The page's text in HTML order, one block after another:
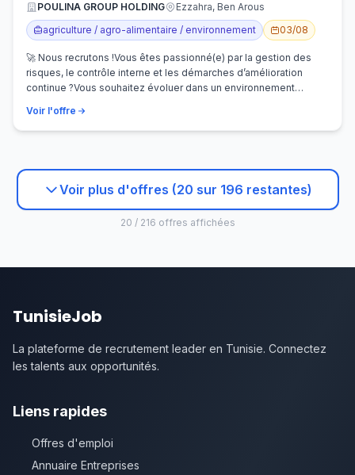
POULINA GROUP HOLDING
Ezzahra, Ben Arous
agriculture / agro-alimentaire / environnement
03/08
🚀 Nous recrutons !Vous êtes passionné(e) par la gestion des
risques, le contrôle interne et les démarches d’amélioration
continue ?Vous souhaitez évoluer dans un environnement
Voir l'offre
Voir plus d'offres (20 sur 196 restantes)
20 / 216 offres affichées
TunisieJob
La plateforme de recrutement leader en Tunisie. Connectez
les talents aux opportunités.
Liens rapides
Offres d'emploi
Annuaire Entreprises